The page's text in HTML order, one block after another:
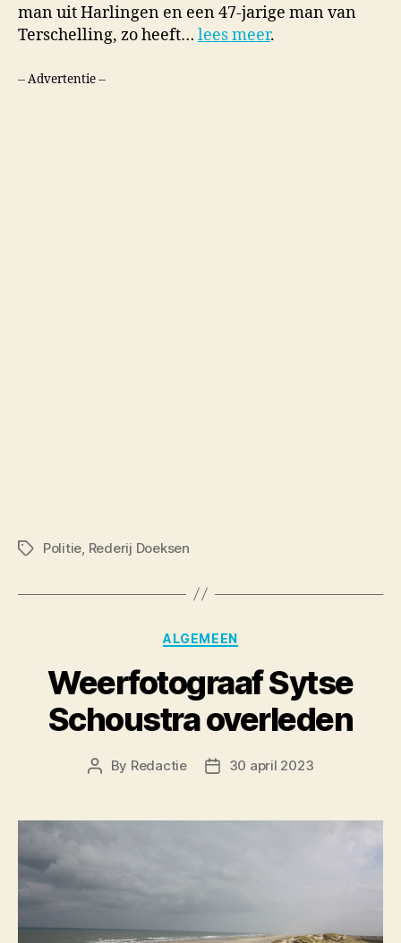
man uit Harlingen en een 47-jarige man van
Terschelling, zo heeft… lees meer.
-- Advertentie --
TagsPolitie Rederij Doeksen
Categories
ALGEMEEN
Weerfotograaf Sytse
Schoustra overleden
Post
By Redactie
Post30 april 2023